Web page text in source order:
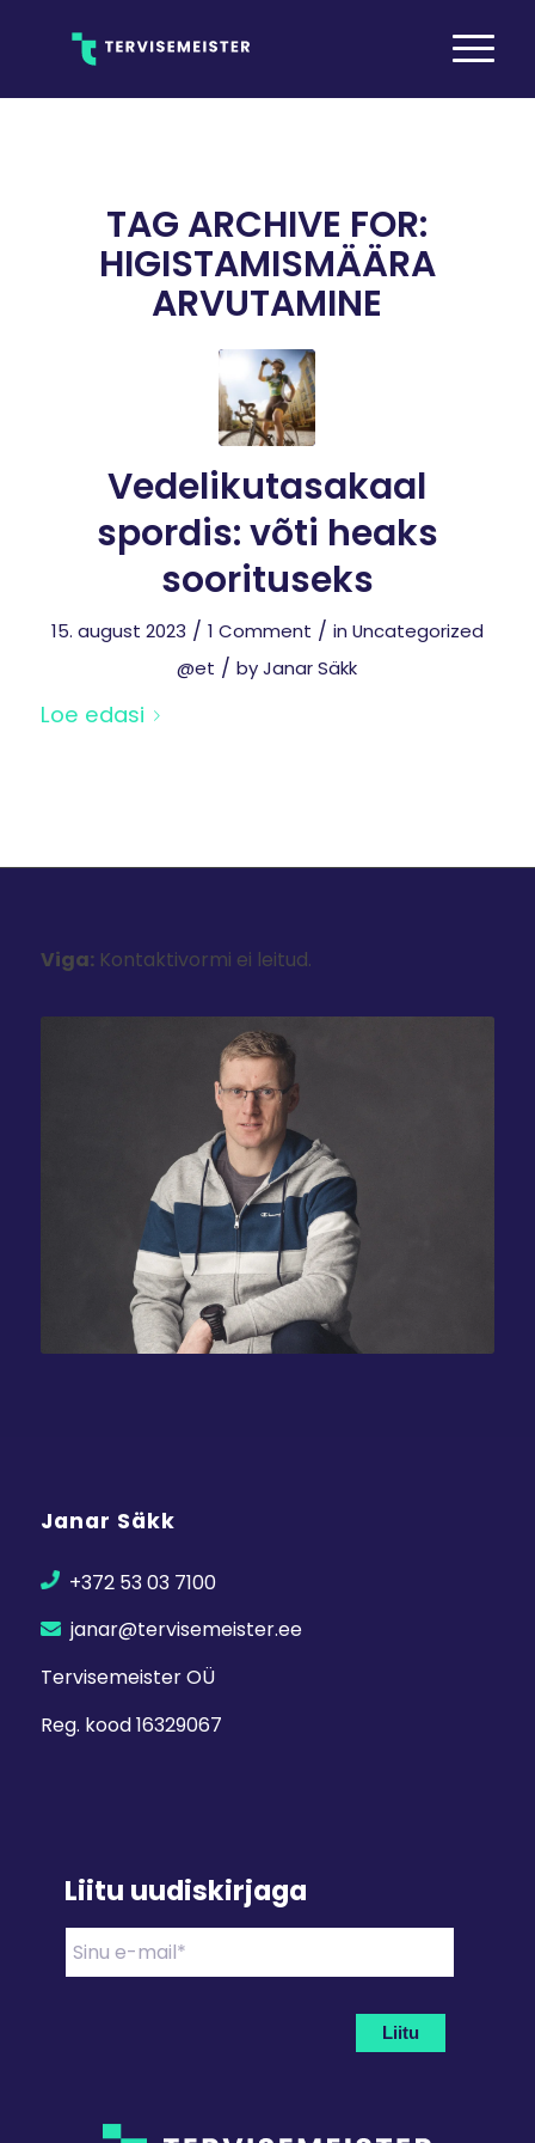
TAG ARCHIVE FOR:
HIGISTAMISMÄÄRA
ARVUTAMINE
Vedelikutasakaal
spordis: võti heaks
soorituseks
15. august 2023 / 1 Comment / in Uncategorized
@et / byJanar Säkk
Loe edasi
Viga:Kontaktivormi ei leitud.
Janar Säkk
+372 53 03 7100
janar@tervisemeister.ee
Tervisemeister OÜ
Reg. kood 16329067
Liitu uudiskirjaga